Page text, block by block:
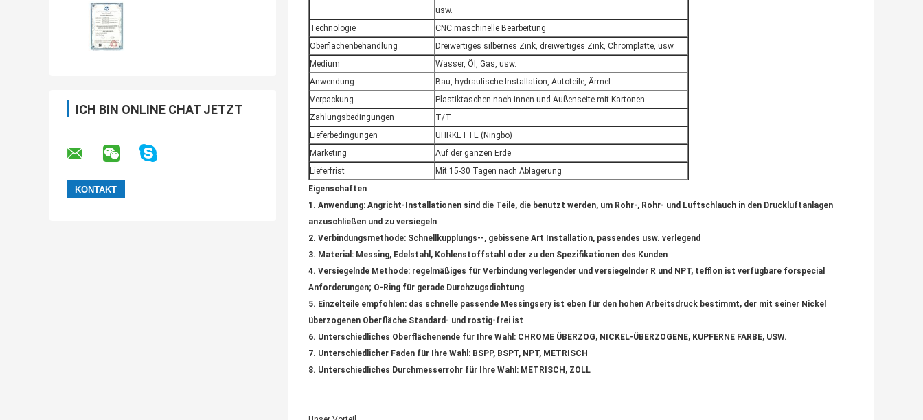
ICH BIN ONLINE CHAT JETZT
usw.
Technologie
CNC maschinelle Bearbeitung
Oberflächenbehandlung
Dreiwertiges silbernes Zink, dreiwertiges Zink, Chromplatte, usw.
Medium
Wasser, Öl, Gas, usw.
Anwendung
Bau, hydraulische Installation, Autoteile, Ärmel
Verpackung
Plastiktaschen nach innen und Außenseite mit Kartonen
Zahlungsbedingungen
T/T
Lieferbedingungen
UHRKETTE (Ningbo)
Marketing
Auf der ganzen Erde
Lieferfrist
Mit 15-30 Tagen nach Ablagerung
Eigenschaften
1. Anwendung: Angricht-Installationen sind die Teile, die benutzt werden, um Rohr-, Rohr- und Luftschlauch in den Druckluftanlagen
anzuschließen und zu versiegeln
2. Verbindungsmethode: Schnellkupplungs--, gebissene Art Installation, passendes usw. verlegend
3. Material: Messing, Edelstahl, Kohlenstoffstahl oder zu den Spezifikationen des Kunden
4. Versiegelnde Methode: regelmäßiges für Verbindung verlegender und versiegelnder R und NPT, tefflon ist verfügbare forspecial
Anforderungen; O-Ring für gerade Durchzugsdichtung
5. Einzelteile empfohlen: das schnelle passende Messingsery ist eben für den hohen Arbeitsdruck bestimmt, der mit seiner Nickel
überzogenen Oberfläche Standard- und rostig-frei ist
6. Unterschiedliches Oberflächenende für Ihre Wahl: CHROME ÜBERZOG, NICKEL-ÜBERZOGENE, KUPFERNE FARBE, USW.
7. Unterschiedlicher Faden für Ihre Wahl: BSPP, BSPT, NPT, METRISCH
8. Unterschiedliches Durchmesserrohr für Ihre Wahl: METRISCH, ZOLL